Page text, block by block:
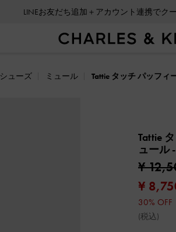
LINEお友だち追加＋アカウント連携でク
シューズ ミュール Tattie タッチ パッフィ
Tattie
ュール
¥
¥
30% OFF
(税込)